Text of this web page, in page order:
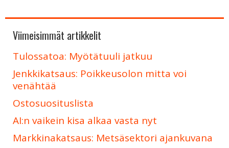
Viimeisimmät artikkelit
Tulossatoa: Myötätuuli jatkuu
Jenkkikatsaus: Poikkeusolon mitta voi
venähtää
Ostosuosituslista
AI:n vaikein kisa alkaa vasta nyt
Markkinakatsaus: Metsäsektori ajankuvana